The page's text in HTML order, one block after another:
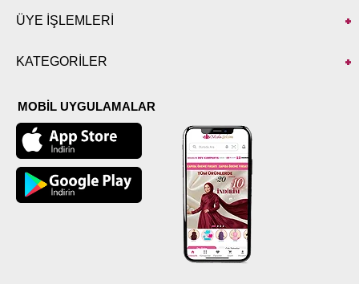
ÜYE İŞLEMLERİ
KATEGORİLER
MOBİL UYGULAMALAR